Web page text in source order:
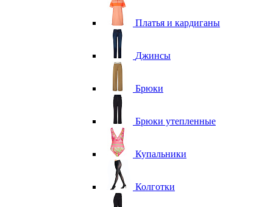
Платья и кардиганы
Джинсы
Брюки
Брюки утепленные
Купальники
Колготки